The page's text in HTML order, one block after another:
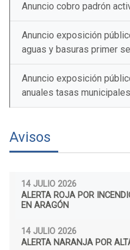
Anuncio cobro padrón
Anuncio exposición
aguas y basuras primer
Anuncio exposición
anuales tasas
Avisos
14 JULIO 2026
ALERTA ROJA POR
EN ARAGÓN
14 JULIO 2026
ALERTA NARANJA POR